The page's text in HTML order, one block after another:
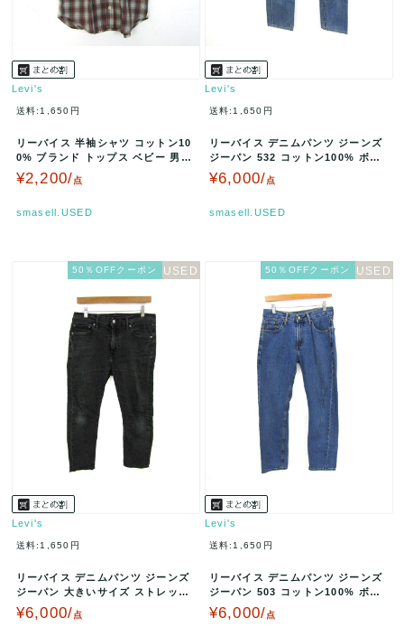
Levi's
送料:1,650円
リーバイス 半袖シャツ コットン10
0% ブランド トップス ベビー 男の
子用 12サイズ ホワイト…
¥2,200/点
smasell.USED
Levi's
送料:1,650円
リーバイス デニムパンツ ジーンズ
ジーパン 532 コットン100% ボト
ムス メンズ 30サイズ…
¥6,000/点
smasell.USED
50％OFFクーポン
Levi's
送料:1,650円
リーバイス デニムパンツ ジーンズ
ジーパン 大きいサイズ ストレッチ
サークルR ボトムス メンズ …
¥6,000/点
50％OFFクーポン
Levi's
送料:1,650円
リーバイス デニムパンツ ジーンズ
ジーパン 503 コットン100% ボト
ムス レディース W29…
¥6,000/点